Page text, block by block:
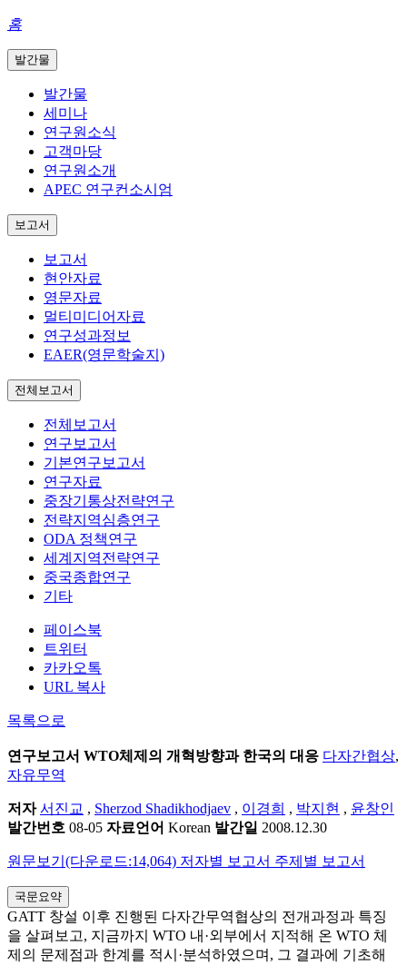
홈
발간물
발간물
세미나
연구원소식
고객마당
연구원소개
APEC 연구컨소시엄
보고서
보고서
현안자료
영문자료
멀티미디어자료
연구성과정보
EAER(영문학술지)
전체보고서
전체보고서
연구보고서
기본연구보고서
연구자료
중장기통상전략연구
전략지역심층연구
ODA 정책연구
세계지역전략연구
중국종합연구
기타
페이스북
트위터
카카오톡
URL 복사
목록으로
연구보고서 WTO체제의 개혁방향과 한국의 대응 다자간협상,
자유무역
저자 서진교 , Sherzod Shadikhodjaev , 이경희 , 박지현 , 윤창인
발간번호 08-05 자료언어 Korean 발간일 2008.12.30
원문보기(다운로드:14,064) 저자별 보고서 주제별 보고서
국문요약
GATT 창설 이후 진행된 다자간무역협상의 전개과정과 특징
을 살펴보고, 지금까지 WTO 내·외부에서 지적해 온 WTO 체
제의 문제점과 한계를 적시·분석하였으며, 그 결과에 기초해